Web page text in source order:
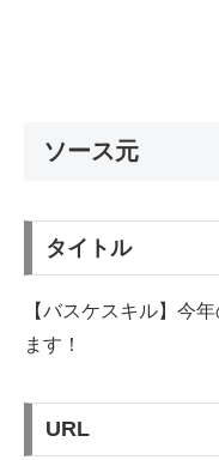
ソース元
タイトル
【バスケスキル】今
ます！
URL